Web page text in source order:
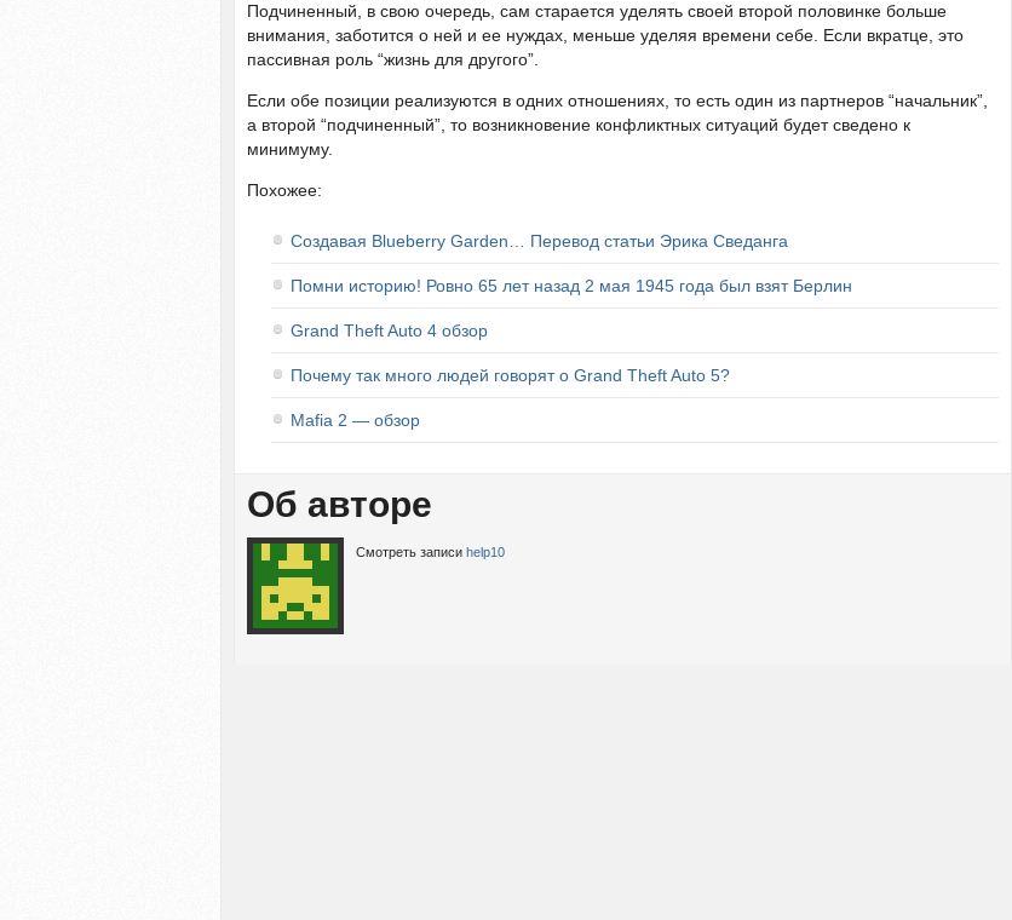
Подчиненный, в свою очередь, сам старается уделять своей второй половинке больше
внимания, заботится о ней и ее нуждах, меньше уделяя времени себе. Если вкратце, это
пассивная роль “жизнь для другого”.
Если обе позиции реализуются в одних отношениях, то есть один из партнеров “начальник”,
а второй “подчиненный”, то возникновение конфликтных ситуаций будет сведено к
минимуму.
Похожее:
Создавая Blueberry Garden… Перевод статьи Эрика Сведанга
Помни историю! Ровно 65 лет назад 2 мая 1945 года был взят Берлин
Grand Theft Auto 4 обзор
Почему так много людей говорят о Grand Theft Auto 5?
Mafia 2 — обзор
Об авторе
Смотреть записи help10